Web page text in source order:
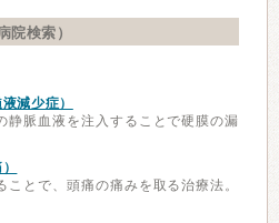
院検索）
減少症）
静脈血液を注入することで硬膜の漏
とで、頭痛の痛みを取る治療法。